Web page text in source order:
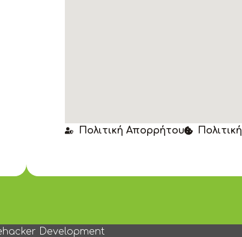
Πολιτική Απορρήτου
Development